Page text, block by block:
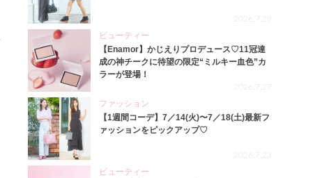
2026.7.29
ビューティー
【Enamor】かじえりプロデュース♡11冠達
成の神チークに待望の限定“ミルキー血色”カ
ラーが登場！
2026.7.27
ファッション
【1週間コーデ】7／14(火)〜7／18(土)最新フ
ァッションをピックアップ♡
2026.7.23
ビューティー